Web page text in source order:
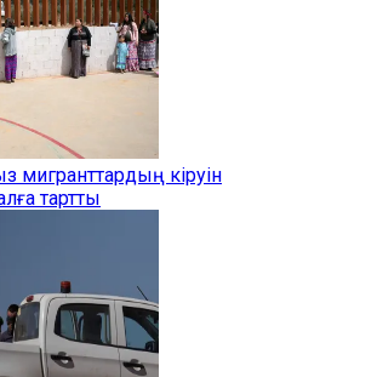
мигранттардың кіруін
тартты